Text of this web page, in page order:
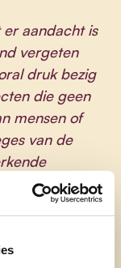
aandacht is
vergeten
druk bezig
die geen
mensen of
van de
voelen. Of
wij zijn er
en op